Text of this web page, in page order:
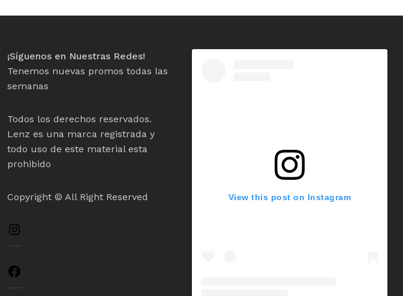
¡Síguenos en Nuestras Redes!
Tenemos nuevas promos todas las
semanas
Todos los derechos reservados.
Lenz es una marca registrada y
todo uso de este material esta
prohibido
Copyright © All Right Reserved View this post on Instagram